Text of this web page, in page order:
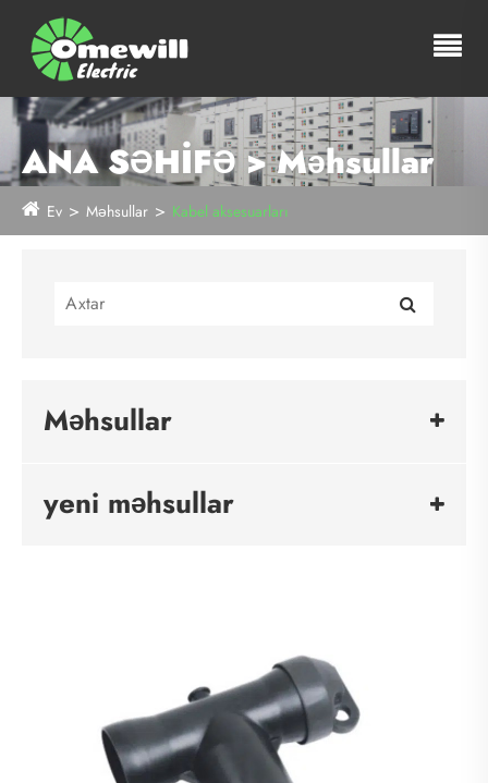
ANA SƏHİFƏ > Məhsullar
Ev Məhsullar Kabel aksesuarları
Məhsullar
yeni məhsullar